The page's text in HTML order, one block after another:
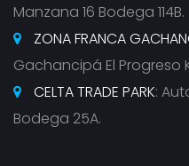
Manzana 16 Bodega 114B.
ZONA FRANCA
Gachancipá El Progreso
CELTA TRADE PARK:
Bodega 25A.